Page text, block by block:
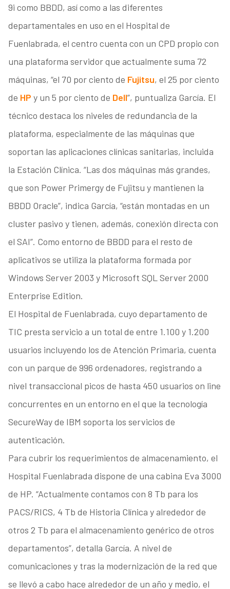
9i como BBDD, así como a las diferentes
departamentales en uso en el Hospital de
Fuenlabrada, el centro cuenta con un CPD propio con
una plataforma servidor que actualmente suma 72
máquinas, “el 70 por ciento de Fujitsu, el 25 por ciento
de HP y un 5 por ciento de Dell”, puntualiza García. El
técnico destaca los niveles de redundancia de la
plataforma, especialmente de las máquinas que
soportan las aplicaciones clínicas sanitarias, incluida
la Estación Clínica. “Las dos máquinas más grandes,
que son Power Primergy de Fujitsu y mantienen la
BBDD Oracle”, indica García, “están montadas en un
cluster pasivo y tienen, además, conexión directa con
el SAI”. Como entorno de BBDD para el resto de
aplicativos se utiliza la plataforma formada por
Windows Server 2003 y Microsoft SQL Server 2000
Enterprise Edition.
El Hospital de Fuenlabrada, cuyo departamento de
TIC presta servicio a un total de entre 1.100 y 1.200
usuarios incluyendo los de Atención Primaria, cuenta
con un parque de 996 ordenadores, registrando a
nivel transaccional picos de hasta 450 usuarios on line
concurrentes en un entorno en el que la tecnología
SecureWay de IBM soporta los servicios de
autenticación.
Para cubrir los requerimientos de almacenamiento, el
Hospital Fuenlabrada dispone de una cabina Eva 3000
de HP. “Actualmente contamos con 8 Tb para los
PACS/RICS, 4 Tb de Historia Clínica y alrededor de
otros 2 Tb para el almacenamiento genérico de otros
departamentos”, detalla García. A nivel de
comunicaciones y tras la modernización de la red que
se llevó a cabo hace alrededor de un año y medio, el